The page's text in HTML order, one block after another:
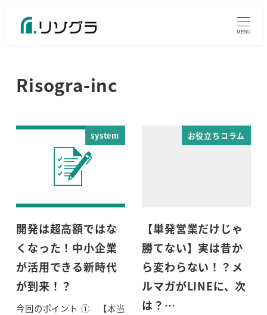
MENU
Risogra-inc
system
開発は超高額ではな
くなった！中小企業
が活用できる新時代
が到来！？
今回のポイント ① 【本当
お役立ちコラム
【単発営業だけじゃ
勝てない】実は昔か
ら変わらない！？メ
ルマガがLINEに、次
は？…